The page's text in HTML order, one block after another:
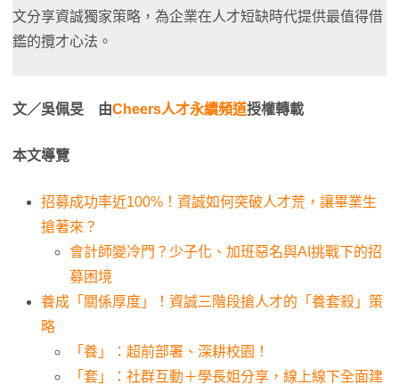
文分享資誠獨家策略，為企業在人才短缺時代提供最值得借
鑑的攬才心法。
文／吳佩旻 由Cheers人才永續頻道授權轉載
本文導覽
招募成功率近100%！資誠如何突破人才荒，讓畢業生
搶著來？
會計師變冷門？少子化、加班惡名與AI挑戰下的招
募困境
養成「關係厚度」！資誠三階段搶人才的「養套殺」策
略
「養」：超前部署、深耕校園！
「套」：社群互動＋學長姐分享，線上線下全面建